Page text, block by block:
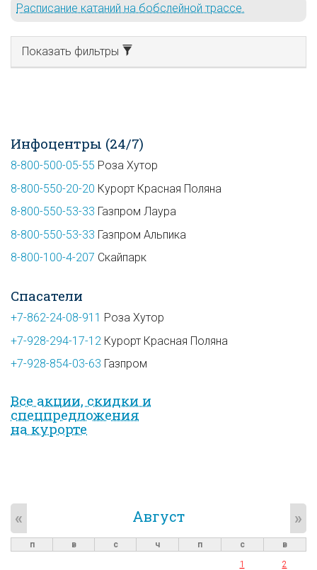
Расписание катаний на бобслейной трассе.
Показать фильтры
Инфоцентры (24/7)
8-800-500-05-55 Роза Хутор
8-800-550-20-20 Курорт Красная Поляна
8-800-550-53-33 Газпром Лаура
8-800-550-53-33 Газпром Альпика
8-800-100-4-207 Скайпарк
Спасатели
+7-862-24-08-911 Роза Хутор
+7-928-294-17-12 Курорт Красная Поляна
+7-928-854-03-63 Газпром
Все акции, скидки и
спец­предложе­ния
на курорте
Август
« »
п в с ч п с
в
1
2